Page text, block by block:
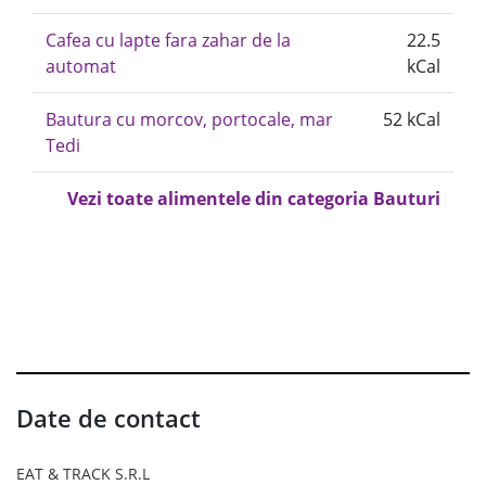
Cafea cu lapte fara zahar de la
automat
22.5
kCal
Bautura cu morcov, portocale, mar
Tedi
52 kCal
Vezi toate alimentele din categoria Bauturi
Date de contact
EAT & TRACK S.R.L